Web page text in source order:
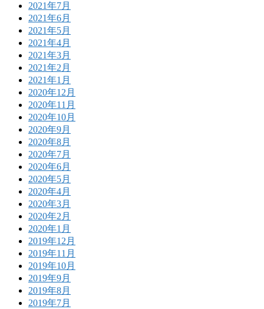
2021年7月
2021年6月
2021年5月
2021年4月
2021年3月
2021年2月
2021年1月
2020年12月
2020年11月
2020年10月
2020年9月
2020年8月
2020年7月
2020年6月
2020年5月
2020年4月
2020年3月
2020年2月
2020年1月
2019年12月
2019年11月
2019年10月
2019年9月
2019年8月
2019年7月